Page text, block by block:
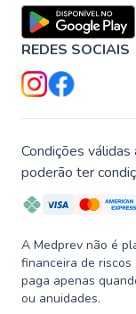
REDES SOCIAIS
Condições
poderão ter
A Medprev não é
financeira de riscos
paga apenas
ou anuidades.